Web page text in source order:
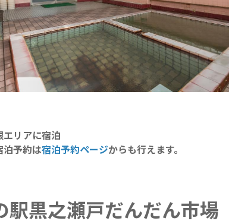
エリアに宿泊
予約は宿泊予約ページからも行えます。
駅黒之瀬戸だんだん市場